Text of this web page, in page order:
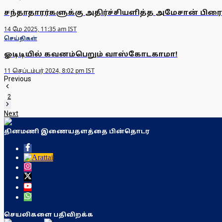
சந்தாதாரர்களுக்கு அதிர்ச்சியளித்த அமேசான்
14 மே 2025, 11:35 am IST
செய்திகள்
ஓடிடியில் கவனம்பெறும் வாஸ்கோடகாமா!
11 செப்டம்பர் 2024, 8:02 pm IST
Previous
2
Next
தினமணி இணையதளத்தை பின்தொடர
செயலிகளை பதிவிறக்க